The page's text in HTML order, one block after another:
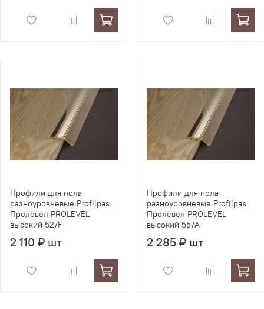
Профили для пола
разноуровневые Profilpas
Пролевел PROLEVEL
высокий 52/F
2 110 ₽ шт
Профили для пола
разноуровневые Profilpas
Пролевел PROLEVEL
высокий 55/A
2 285 ₽ шт